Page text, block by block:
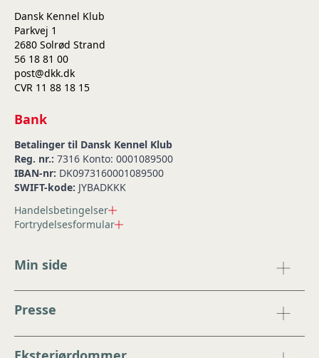
Dansk Kennel Klub
Parkvej 1
2680 Solrød Strand
56 18 81 00
post@dkk.dk
CVR 11 88 18 15
Bank
Betalinger til Dansk Kennel Klub
Reg. nr.: 7316 Konto: 0001089500
IBAN-nr: DK0973160001089500
SWIFT-kode: JYBADKKK
Handelsbetingelser
Fortrydelsesformular
Min side
Presse